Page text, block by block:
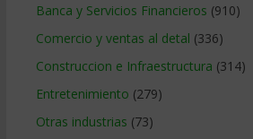
Banca y Servicios Financieros (910)
Comercio y ventas al detal (336)
Construccion e Infraestructura (314)
Entretenimiento (279)
Otras industrias (73)